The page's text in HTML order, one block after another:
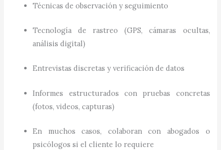
Técnicas de observación y seguimiento
Tecnología de rastreo (GPS, cámaras ocultas,
análisis digital)
Entrevistas discretas y verificación de datos
Informes estructurados con pruebas concretas
(fotos, videos, capturas)
En muchos casos, colaboran con abogados o
psicólogos si el cliente lo requiere